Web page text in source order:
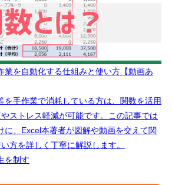
業を自動化する仕組みと使い方【動画あ
を手作業で消耗している方は、関数を活用
ストレス軽減が可能です。この記事では
に、Excel本著者が図解や動画を交えて関
方を詳しく丁寧に解説します。
を制す